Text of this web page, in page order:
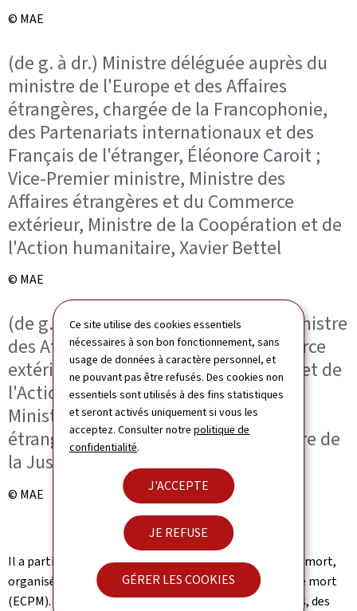
Ce site utilise des cookies essentiels
nécessaires à son bon fonctionnement, sans
usage de données à caractère personnel, et
ne pouvant pas être refusés. Des cookies non
essentiels sont utilisés à des fins statistiques
et seront activés uniquement si vous les
acceptez. Consulter notrepolitique de
confidentialité.
J'ACCEPTE
JE REFUSE
GÉRER LES COOKIES
© MAE
(de g. à dr.) Ministre déléguée auprès du
ministre de l'Europe et des Affaires
étrangères, chargée de la Francophonie,
des Partenariats internationaux et des
Français de l'étranger, Éléonore Caroit ;
Vice-Premier ministre, Ministre des
Affaires étrangères et du Commerce
extérieur, Ministre de la Coopération et de
l'Action humanitaire, Xavier Bettel
© MAE
(de g. à dr.) Vice-Premier ministre, Ministre
des Affaires étrangères et du Commerce
extérieur, Ministre de la Coopération et de
l'Action humanitaire, Xavier Bettel ;
Ministre de l'Europe et des Affaires
étrangères, Jean-Noël Barrot ; Ministre de
la Justice du Liban, Adel Nassar
© MAE
Il a participé au 9e Congrès mondial contre la peine de mort,
organisé par l'association Ensemble contre la peine de mort
(ECPM). Ce congrès a réuni des responsables politiques, des